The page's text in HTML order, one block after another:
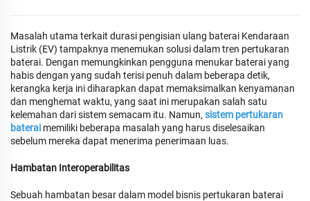
Masalah utama terkait durasi pengisian ulang baterai Kendaraan
Listrik (EV) tampaknya menemukan solusi dalam tren pertukaran
baterai. Dengan memungkinkan pengguna menukar baterai yang
habis dengan yang sudah terisi penuh dalam beberapa detik,
kerangka kerja ini diharapkan dapat memaksimalkan kenyamanan
dan menghemat waktu, yang saat ini merupakan salah satu
kelemahan dari sistem semacam itu. Namun, sistem pertukaran
baterai memiliki beberapa masalah yang harus diselesaikan
sebelum mereka dapat menerima penerimaan luas.
Hambatan Interoperabilitas
Sebuah hambatan besar dalam model bisnis pertukaran baterai